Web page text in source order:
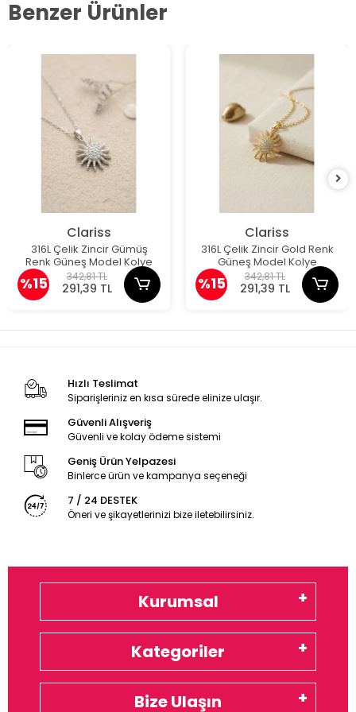
Benzer Ürünler
Clariss
316L Çelik Zincir Gümüş
Renk Güneş Model Kolye
%15 342,81 TL
291,39 TL
Clariss
316L Çelik Zincir Gold Renk
Güneş Model Kolye
%15 342,81 TL
291,39 TL
Hızlı Teslimat
Siparişleriniz en kısa sürede elinize ulaşır.
Güvenli Alışveriş
Güvenli ve kolay ödeme sistemi
Geniş Ürün Yelpazesi
Binlerce ürün ve kampanya seçeneği
7 / 24 DESTEK
Öneri ve şikayetlerinizi bize iletebilirsiniz.
Kurumsal
Kategoriler
Bize Ulaşın